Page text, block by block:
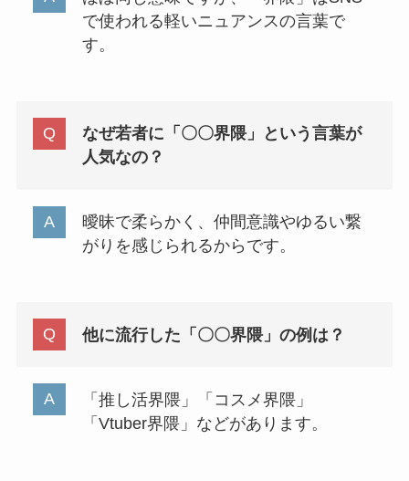
で使われる軽いニュアンスの言葉で
す。
なぜ若者に「〇〇界隈」という言葉が
人気なの？
曖昧で柔らかく、仲間意識やゆるい繋
がりを感じられるからです。
他に流行した「〇〇界隈」の例は？
「推し活界隈」「コスメ界隈」
「Vtuber界隈」などがあります。